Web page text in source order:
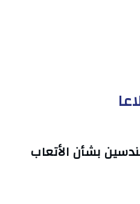
بشأن الأتعاب